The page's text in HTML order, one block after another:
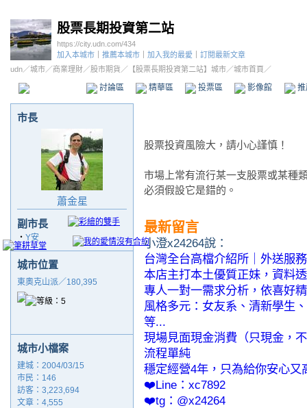
股票長期投資第二站
https://city.udn.com/434
加入本城市
推薦本城市 加入我的最愛
訂閱最新文章
udn／城市／商業理財／股市期貨 ／ 【股票長期投資第二站】城市／城市首頁／
討論區 精華區 投票區 影像館
市長
蕭金星
副市長
‧ Y安
城市位置
東奧克山派／180,395
城市小檔案
建城：2004/03/15
市民：146
訪客：3,223,694
文章：4,555
股票投資風險大，請小心謹慎！
市場上常有流行某一支股票或某種
必須假設它是錯的。
最新留言
小澄x24264說：
台灣全台高檔介紹所｜外送服
本店主打本土優質正妹，資料
專人一對一需求分析，依喜好
風格多元：女友系、清新學生
等...
現場見面現金消費（只現金，
流程單純
穩定經營4年，只為給你安心又
❤️Line：xc7892
❤️tg：@x24264